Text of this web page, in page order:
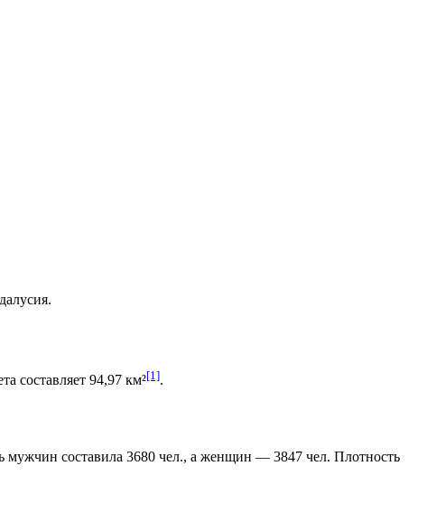
.
составляет 94,97 км²[1].
мужчин составила 3680 чел., а женщин — 3847 чел. Плотность